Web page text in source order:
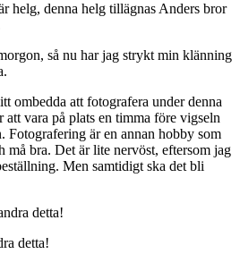
helg, denna helg tillägnas Anders bror
så nu har jag strykt min klänning
ombedda att fotografera under denna
vara på plats en timma före vigseln
Fotografering är en annan hobby som
må bra. Det är lite nervöst, eftersom jag
Men samtidigt ska det bli
detta!